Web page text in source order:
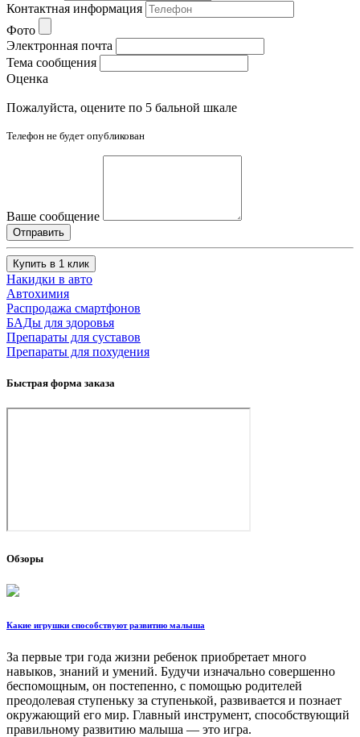
Контактная информация
Фото
Электронная почта
Тема сообщения
Оценка
Пожалуйста, оцените по 5 бальной шкале
Телефон не будет опубликован
Ваше сообщение
Купить в 1 клик
Накидки в авто
Автохимия
Распродажа смартфонов
БАДы для здоровья
Препараты для суставов
Препараты для похудения
Быстрая форма заказа
Обзоры
Какие игрушки способствуют развитию малыша
За первые три года жизни ребенок приобретает много
навыков, знаний и умений. Будучи изначально совершенно
беспомощным, он постепенно, с помощью родителей
преодолевая ступеньку за ступенькой, развивается и познает
окружающий его мир. Главный инструмент, способствующий
правильному развитию малыша — это игра.